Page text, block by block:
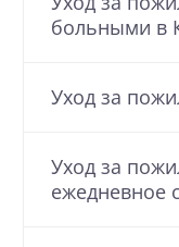
больными в
Уход за
Уход за
ежедневное